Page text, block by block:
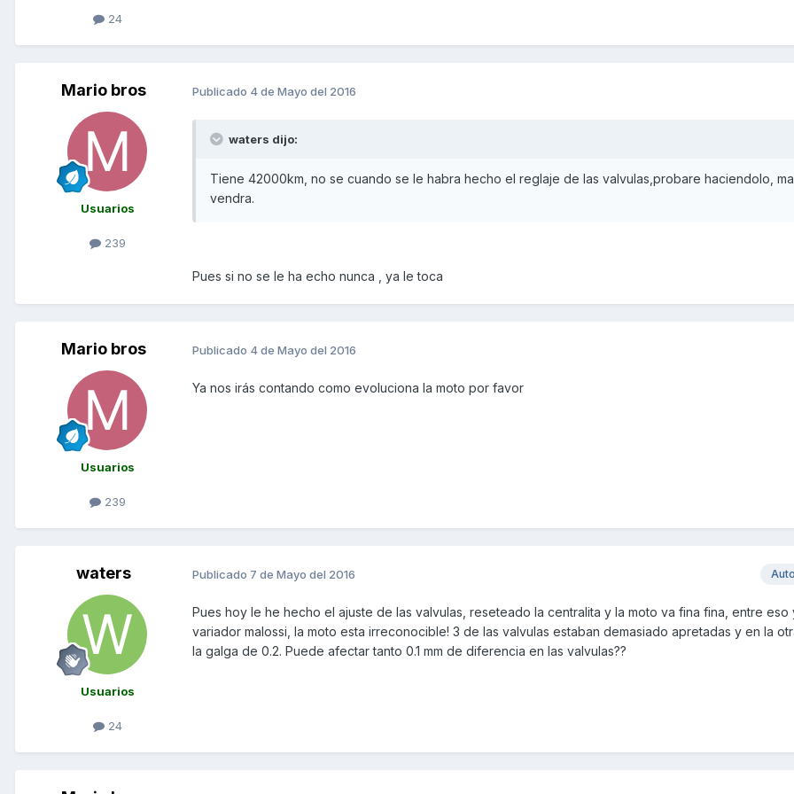
24
Mario bros
Usuarios
239
Publicado 4 de Mayo del 2016
waters dijo:
Tiene 42000km, no se cuando se le habra hecho el reglaje de las valvulas,probare haciendolo,
vendra.
Pues si no se le ha echo nunca , ya le toca
Mario bros
Usuarios
239
Publicado 4 de Mayo del 2016
Ya nos irás contando como evoluciona la moto por favor
waters
Usuarios
24
Publicado 7 de Mayo del 2016
Pues hoy le he hecho el ajuste de las valvulas, reseteado la centralita y la moto va fina fina, entre eso
variador malossi, la moto esta irreconocible! 3 de las valvulas estaban demasiado apretadas y en la
la galga de 0.2. Puede afectar tanto 0.1 mm de diferencia en las valvulas??